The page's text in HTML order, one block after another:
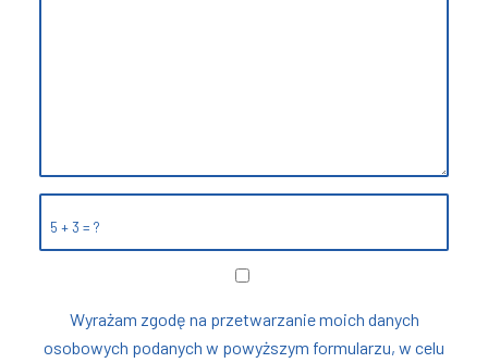
5 + 3 = ?
Wyrażam zgodę na przetwarzanie moich danych
osobowych podanych w powyższym formularzu, w celu